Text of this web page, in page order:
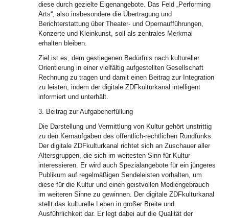
diese durch gezielte Eigenangebote. Das Feld „Performing
Arts“, also insbesondere die Übertragung und
Berichterstattung über Theater- und Opernaufführungen,
Konzerte und Kleinkunst, soll als zentrales Merkmal
erhalten bleiben.
Ziel ist es, dem gestiegenen Bedürfnis nach kultureller
Orientierung in einer vielfältig aufgestellten Gesellschaft
Rechnung zu tragen und damit einen Beitrag zur Integration
zu leisten, indem der digitale ZDFkulturkanal intelligent
informiert und unterhält.
3. Beitrag zur Aufgabenerfüllung
Die Darstellung und Vermittlung von Kultur gehört unstrittig
zu den Kernaufgaben des öffentlich-rechtlichen Rundfunks.
Der digitale ZDFkulturkanal richtet sich an Zuschauer aller
Altersgruppen, die sich im weitesten Sinn für Kultur
interessieren. Er wird auch Spezialangebote für ein jüngeres
Publikum auf regelmäßigen Sendeleisten vorhalten, um
diese für die Kultur und einen geistvollen Mediengebrauch
im weiteren Sinne zu gewinnen. Der digitale ZDFkulturkanal
stellt das kulturelle Leben in großer Breite und
Ausführlichkeit dar. Er legt dabei auf die Qualität der